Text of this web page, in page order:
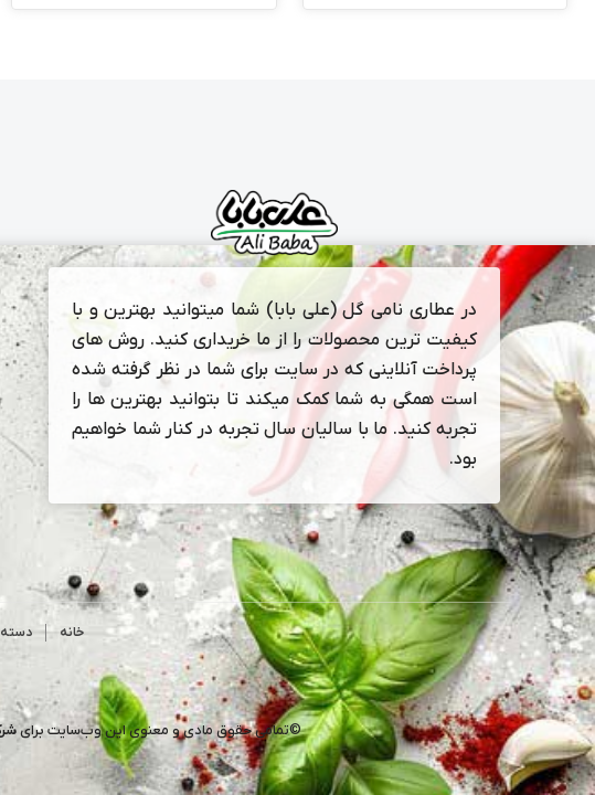
در عطاری نامی گل (علی بابا) شما میتوانید بهترین و با
کیفیت ترین محصولات را از ما خریداری کنید. روش های
پرداخت آنلاینی که در سایت برای شما در نظر گرفته شده
است همگی به شما کمک میکند تا بتوانید بهترین ها را
تجربه کنید. ما با سالیان سال تجربه در کنار شما خواهیم
بود.
خانه
©تمامی حقوق مادی و معنوی این وب‌سایت برای